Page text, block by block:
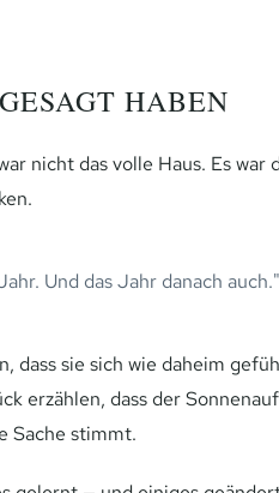
HABEN
nicht das volle Haus. Es
Und das Jahr danach auch."
dass sie sich wie daheim
erzählen, dass der
Sache stimmt.